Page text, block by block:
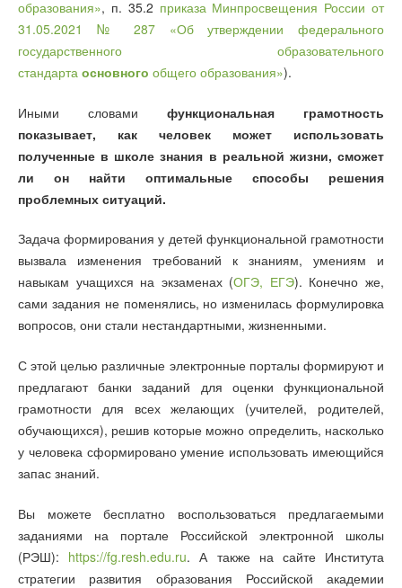
образования», п. 35.2 приказа Минпросвещения России от
31.05.2021 № 287 «Об утверждении федерального
государственного образовательного
стандарта основного общего образования»).
Иными словами функциональная грамотность
показывает, как человек может использовать
полученные в школе знания в реальной жизни, сможет
ли он найти оптимальные способы решения
проблемных ситуаций.
Задача формирования у детей функциональной грамотности
вызвала изменения требований к знаниям, умениям и
навыкам учащихся на экзаменах (ОГЭ, ЕГЭ). Конечно же,
сами задания не поменялись, но изменилась формулировка
вопросов, они стали нестандартными, жизненными.
С этой целью различные электронные порталы формируют и
предлагают банки заданий для оценки функциональной
грамотности для всех желающих (учителей, родителей,
обучающихся), решив которые можно определить, насколько
у человека сформировано умение использовать имеющийся
запас знаний.
Вы можете бесплатно воспользоваться предлагаемыми
заданиями на портале Российской электронной школы
(РЭШ): https://fg.resh.edu.ru. А также на сайте Института
стратегии развития образования Российской академии